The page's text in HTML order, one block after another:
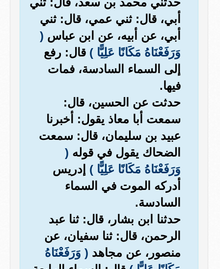
أبي، قال: ثني عمي، قال: ثني
أبي، عن أبيه، عن ابن عباس (
وَرَفَعْنَاهُ مَكَانًا عَلِيًّا ) قال: رفع
إلى السماء السادسة، فمات
فيها.
حدثت عن الحسين، قال:
سمعت أبا معاذ يقول: أخبرنا
عبيد بن سليمان، قال: سمعت
الضحاك يقول في قوله (
وَرَفَعْنَاهُ مَكَانًا عَلِيًّا ) إدريس
أدركه الموت في السماء
السادسة.
حدثنا ابن بشار، قال: ثنا عبد
الرحمن، قال: ثنا سفيان، عن
منصور، عن مجاهد ( وَرَفَعْنَاهُ